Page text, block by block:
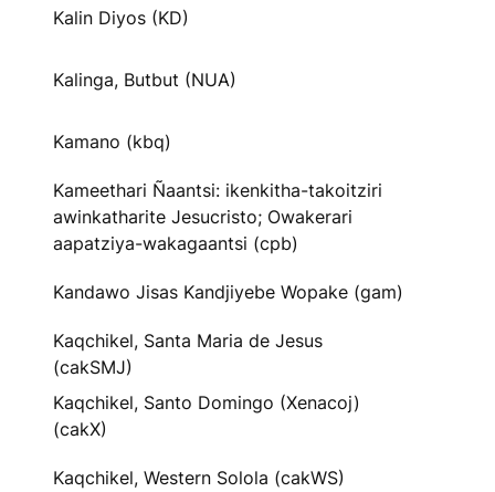
Kalin Diyos (KD)
Kalinga, Butbut (NUA)
Kamano (kbq)
Kameethari Ñaantsi: ikenkitha-takoitziri
awinkatharite Jesucristo; Owakerari
aapatziya-wakagaantsi (cpb)
Kandawo Jisas Kandjiyebe Wopake (gam)
Kaqchikel, Santa Maria de Jesus
(cakSMJ)
Kaqchikel, Santo Domingo (Xenacoj)
(cakX)
Kaqchikel, Western Solola (cakWS)